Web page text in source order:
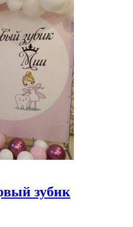
зубик